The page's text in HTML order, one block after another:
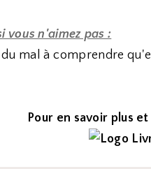
vous n'aimez pas :
mal à comprendre
Pour en savoir plus